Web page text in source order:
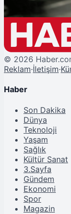
© 2026
Reklam·İletişim·
Haber
Son Dakika
Dünya
Teknoloji
Yaşam
Sağlık
Kültür Sanat
3.Sayfa
Gündem
Ekonomi
Spor
Magazin